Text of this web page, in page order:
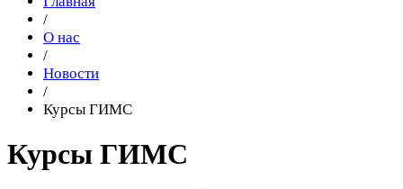
/
О нас
/
Новости
/
Курсы ГИМС
Курсы ГИМС